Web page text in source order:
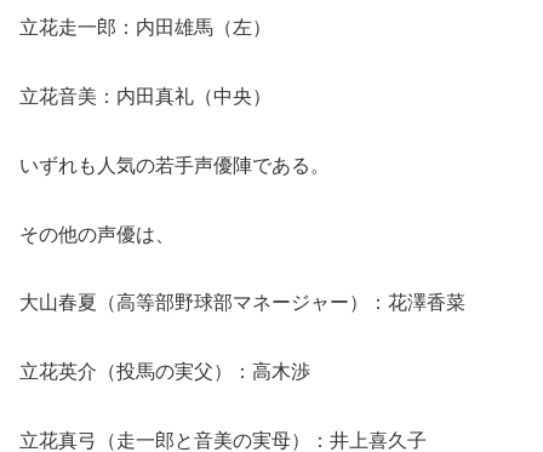
立花走一郎：内田雄馬（左）
立花音美：内田真礼（中央）
いずれも人気の若手声優陣である。
その他の声優は、
大山春夏（高等部野球部マネージャー）：花澤香菜
立花英介（投馬の実父）：高木渉
立花真弓（走一郎と音美の実母）：井上喜久子